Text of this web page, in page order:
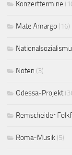
Konzerttermine
Mate Amargo (16)
Noten (3)
Odessa-Projekt
Remscheider
Roma-Musik (5)